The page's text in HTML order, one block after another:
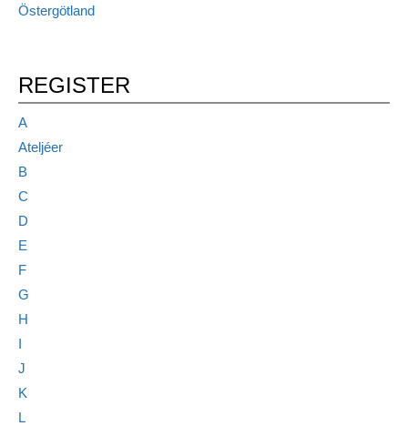
Östergötland
REGISTER
A
Ateljéer
B
C
D
E
F
G
H
I
J
K
L